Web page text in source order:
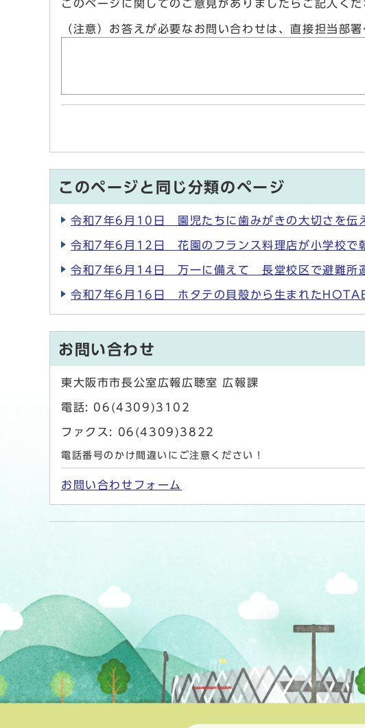
このページに関してのご意見がありましたらご記入くだ
（注意）お答えが必要なお問い合わせは、直接担当部
このページと同じ分類のページ
令和7年6月10日 園児たちに歯みがきの大切さを伝
令和7年6月12日 花園のフランス料理店が小学校で
令和7年6月14日 万一に備えて 長堂校区で避難所
令和7年6月16日 ホタテの貝殻から生まれた
お問い合わせ
東大阪市市長公室広報広聴室 広報課
電話: 06(4309)3102
ファクス: 06(4309)3822
電話番号のかけ間違いにご注意ください！
お問い合わせフォーム